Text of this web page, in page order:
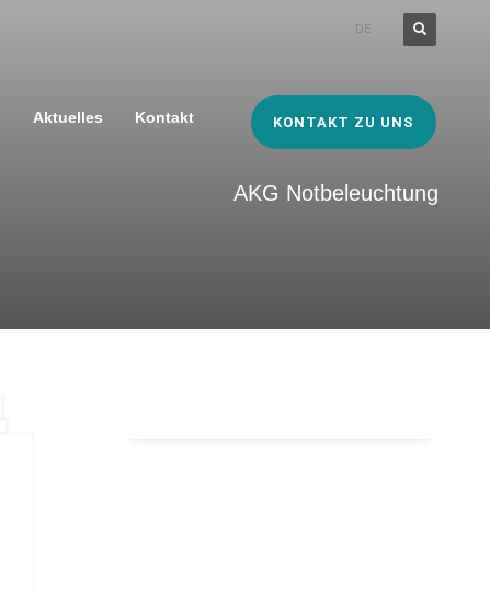
DE
Aktuelles Kontakt KONTAKT ZU UNS
AKG Notbeleuchtung